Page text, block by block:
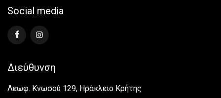
Social media
Διεύθυνση
Λεωφ. Κνωσού 129, Ηράκλειο Κρήτης